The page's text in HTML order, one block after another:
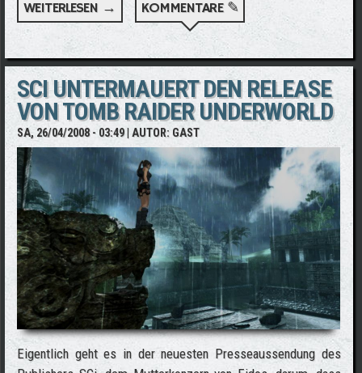
WEITERLESEN →
ÜBER TOMB RAIDER UNDERWORLD -
NEUES MATERIAL, BITTE WARTEN ...
KOMMENTARE ✎
SCI UNTERMAUERT DEN RELEASE
VON TOMB RAIDER UNDERWORLD
SA, 26/04/2008 - 03:49| AUTOR: GAST
Eigentlich geht es in der neuesten Presseaussendung des